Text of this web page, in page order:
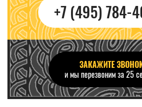
+7 (495) 784-
ЗАКАЖИТЕ
и мы перезвоним за 25